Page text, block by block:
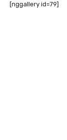
[nggallery id=79]